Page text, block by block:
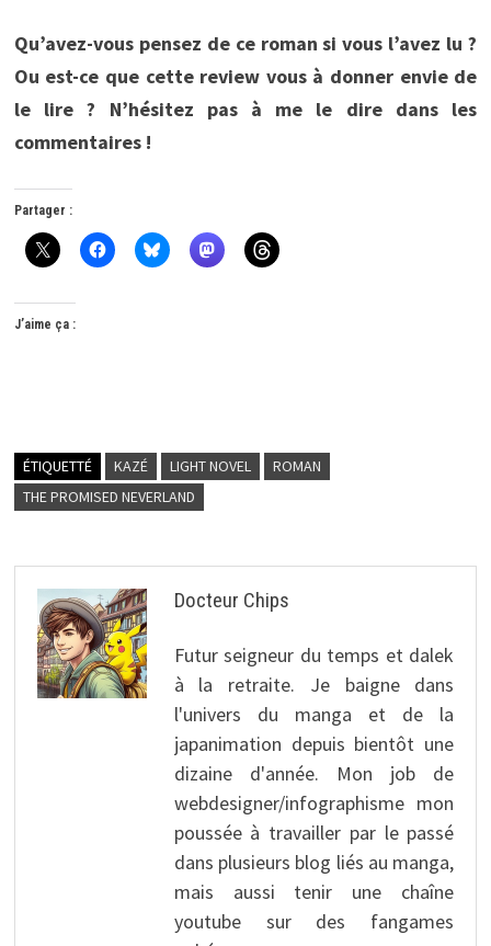
Qu’avez-vous pensez de ce roman si vous l’avez lu ?
Ou est-ce que cette review vous à donner envie de
le lire ? N’hésitez pas à me le dire dans les
commentaires !
Partager :
J’aime ça :
ÉTIQUETTÉ KAZÉ LIGHT NOVEL
ROMAN
THE PROMISED NEVERLAND
Docteur Chips
Futur seigneur du temps et dalek
à la retraite. Je baigne dans
l'univers du manga et de la
japanimation depuis bientôt une
dizaine d'année. Mon job de
webdesigner/infographisme mon
poussée à travailler par le passé
dans plusieurs blog liés au manga,
mais aussi tenir une chaîne
youtube sur des fangames